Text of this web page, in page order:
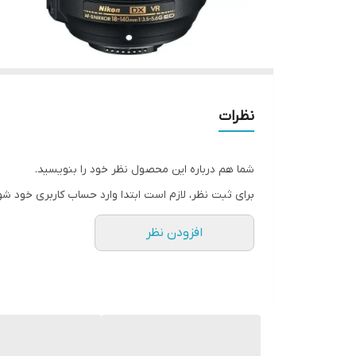
نظرات
شما هم درباره این محصول نظر خود را بنویسید.
برای ثبت نظر، لازم است ابتدا وارد حساب کاربری خود
افزودن نظر